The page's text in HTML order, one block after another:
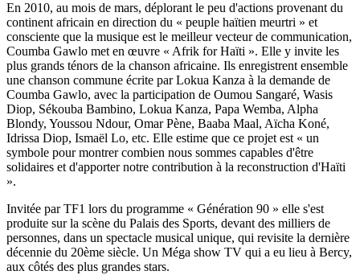
En 2010, au mois de mars, déplorant le peu d'actions provenant du
continent africain en direction du « peuple haïtien meurtri » et
consciente que la musique est le meilleur vecteur de communication,
Coumba Gawlo met en œuvre « Afrik for Haïti ». Elle y invite les
plus grands ténors de la chanson africaine. Ils enregistrent ensemble
une chanson commune écrite par Lokua Kanza à la demande de
Coumba Gawlo, avec la participation de Oumou Sangaré, Wasis
Diop, Sékouba Bambino, Lokua Kanza, Papa Wemba, Alpha
Blondy, Youssou Ndour, Omar Pène, Baaba Maal, Aïcha Koné,
Idrissa Diop, Ismaël Lo, etc. Elle estime que ce projet est « un
symbole pour montrer combien nous sommes capables d'être
solidaires et d'apporter notre contribution à la reconstruction d'Haïti
».
Invitée par TF1 lors du programme « Génération 90 » elle s'est
produite sur la scène du Palais des Sports, devant des milliers de
personnes, dans un spectacle musical unique, qui revisite la dernière
décennie du 20ème siècle. Un Méga show TV qui a eu lieu à Bercy,
aux côtés des plus grandes stars.